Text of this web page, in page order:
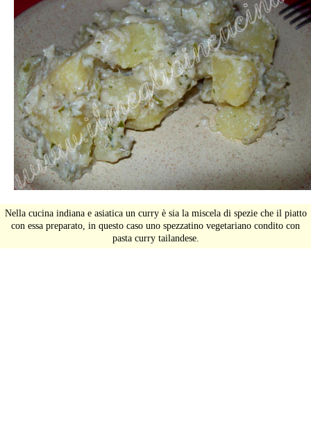
Nella cucina indiana e asiatica un curry è sia la miscela di spezie che il piatto
con essa preparato, in questo caso uno spezzatino vegetariano condito con
pasta curry tailandese.